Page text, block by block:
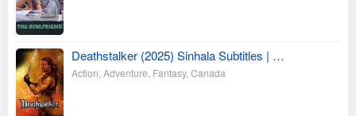
Deathstalker (2025) Sinhala Subtitles | …
Action Adventure Fantasy, Canada